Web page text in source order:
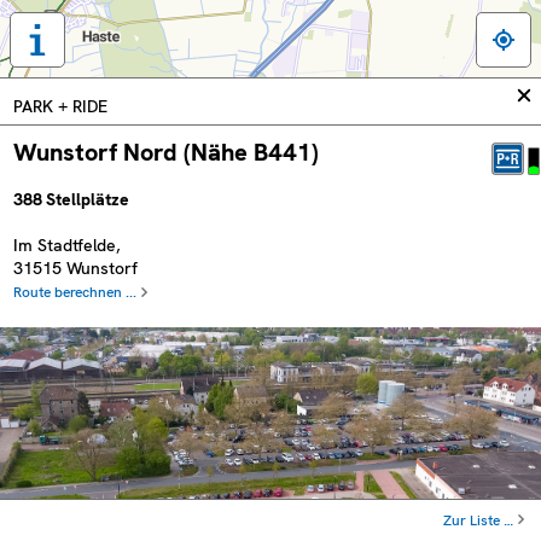
Tastaturbedienung,
Legende
und
weitere
Informationen
anzeigen
PARK + RIDE
Wunstorf Nord (Nähe B441)
388Stellplätze
Im Stadtfelde,
31515 Wunstorf
Route berechnen ...
Zur Liste …